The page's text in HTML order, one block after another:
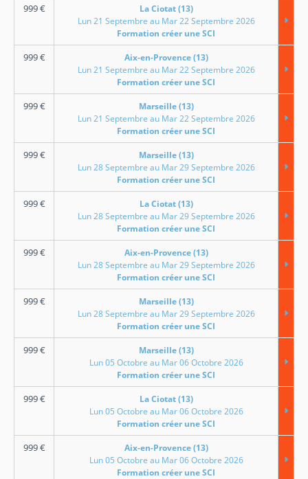
999€
La Ciotat (13)
Lun 21 Septembre au Mar 22 Septembre 2026
Formation créer une SCI
999€
Aix-en-Provence (13)
Lun 21 Septembre au Mar 22 Septembre 2026
Formation créer une SCI
999€
Marseille (13)
Lun 21 Septembre au Mar 22 Septembre 2026
Formation créer une SCI
999€
Marseille (13)
Lun 28 Septembre au Mar 29 Septembre 2026
Formation créer une SCI
999€
La Ciotat (13)
Lun 28 Septembre au Mar 29 Septembre 2026
Formation créer une SCI
999€
Aix-en-Provence (13)
Lun 28 Septembre au Mar 29 Septembre 2026
Formation créer une SCI
999€
Marseille (13)
Lun 28 Septembre au Mar 29 Septembre 2026
Formation créer une SCI
999€
Marseille (13)
Lun 05 Octobre au Mar 06 Octobre 2026
Formation créer une SCI
999€
La Ciotat (13)
Lun 05 Octobre au Mar 06 Octobre 2026
Formation créer une SCI
999€
Aix-en-Provence (13)
Lun 05 Octobre au Mar 06 Octobre 2026
Formation créer une SCI